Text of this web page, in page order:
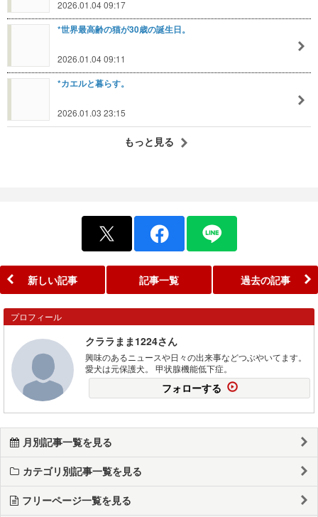
2026.01.04 09:17
*世界最高齢の猫が30歳の誕生日。
2026.01.04 09:11
*カエルと暮らす。
2026.01.03 23:15
もっと見る
新しい記事 記事一覧 過去の記事
プロフィール
クララまま1224さん
興味のあるニュースや日々の出来事などつぶやいてます。
愛犬は元保護犬。 甲状腺機能低下症。
フォローする
月別記事一覧を見る
カテゴリ別記事一覧を見る
フリーページ一覧を見る